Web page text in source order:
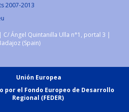
2007-2013
Ángel Quintanilla Ulla n°1, portal 3 |
(Spain)
Unión Europea
por el Fondo Europeo de Desarrollo
Regional (FEDER)